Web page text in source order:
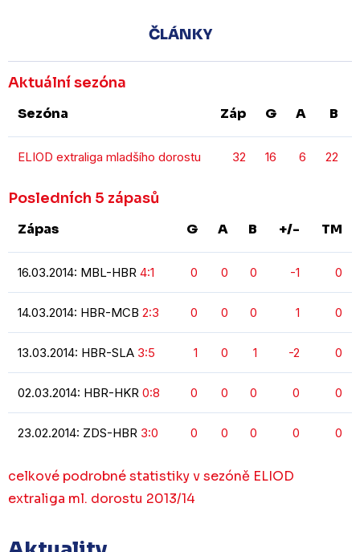
ČLÁNKY
Aktuální sezóna
Sezóna Záp G A B
ELIOD extraliga mladšího dorostu 32 16 6 22
Posledních 5 zápasů
Zápas G A B +/- TM
16.03.2014: MBL-HBR 4:1 0 0 0 -1 0
14.03.2014: HBR-MCB 2:3 0 0 0 1 0
13.03.2014: HBR-SLA 3:5 1 0 1 -2 0
02.03.2014: HBR-HKR 0:8 0 0 0 0 0
23.02.2014: ZDS-HBR 3:0 0 0 0 0 0
celkové podrobné statistiky v sezóně ELIOD
extraliga ml. dorostu 2013/14